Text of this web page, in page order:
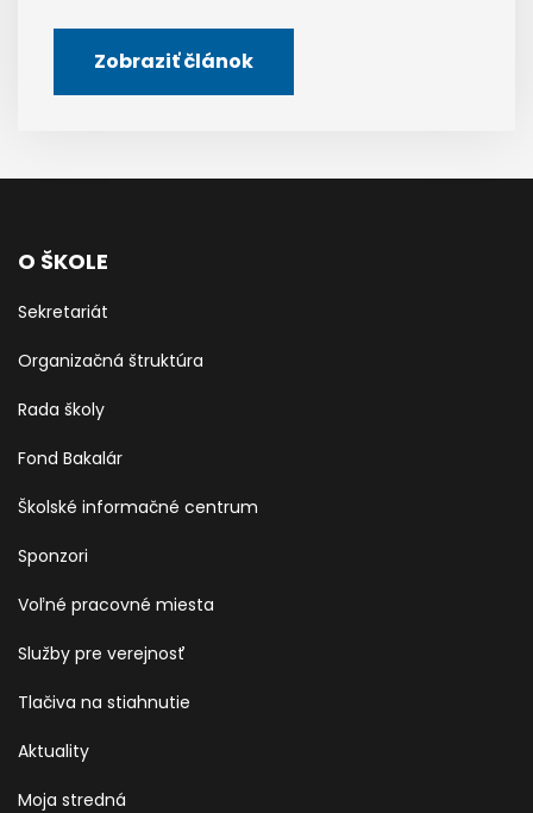
Zobraziť článok
O ŠKOLE
Sekretariát
Organizačná štruktúra
Rada školy
Fond Bakalár
Školské informačné centrum
Sponzori
Voľné pracovné miesta
Služby pre verejnosť
Tlačiva na stiahnutie
Aktuality
Moja stredná